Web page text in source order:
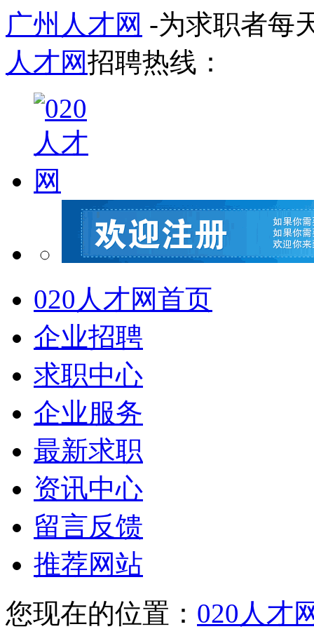
广州人才网 -为求职者每
人才网招聘热线：
020人才网首页
企业招聘
求职中心
企业服务
最新求职
资讯中心
留言反馈
推荐网站
您现在的位置： 020人才